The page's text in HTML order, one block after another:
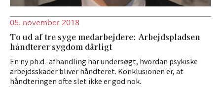
05. november 2018
To ud af tre syge medarbejdere: Arbejdspladsen
håndterer sygdom dårligt
En ny ph.d.-afhandling har undersøgt, hvordan psykiske
arbejdsskader bliver håndteret. Konklusionen er, at
håndteringen ofte slet ikke er god nok.